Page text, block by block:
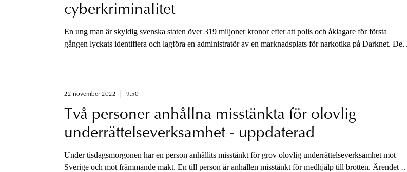
cyberkriminalitet
En ung man är skyldig svenska staten över 319 miljoner kronor efter att polis och åklagare för första
gången lyckats identifiera och lagföra en administratör av en marknadsplats för narkotika på Darknet. Den
den 7 december kl. 13 berättar åklagare och polis mer om ärendet på ett medieseminarium på
22 november 2022 9.50
Två personer anhållna misstänkta för olovlig
underrättelseverksamhet - uppdaterad
Under tisdagsmorgonen har en person anhållits misstänkt för grov olovlig underrättelseverksamhet mot
Sverige och mot främmande makt. En till person är anhållen misstänkt för medhjälp till brotten. Ärendet är